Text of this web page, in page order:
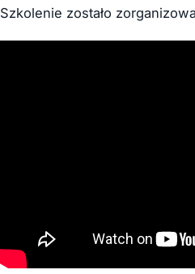
Szkolenie zostało